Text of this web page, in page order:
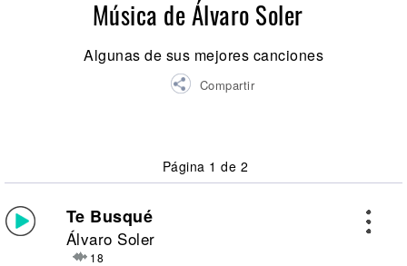
Música de Álvaro Soler
Algunas de sus mejores canciones
Compartir
Página 1 de 2
Te Busqué
Álvaro Soler
18